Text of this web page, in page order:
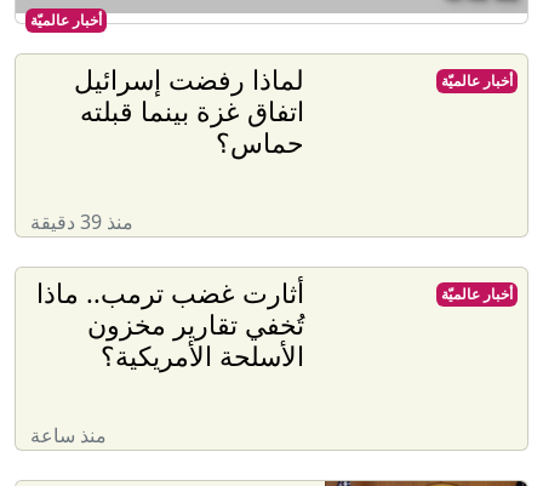
أخبار عالميّة
لماذا رفضت إسرائيل
اتفاق غزة بينما قبلته
حماس؟
منذ 39 دقيقة
أخبار عالميّة
أثارت غضب ترمب.. ماذا
تُخفي تقارير مخزون
الأسلحة الأمريكية؟
منذ ساعة
أخبار عالميّة